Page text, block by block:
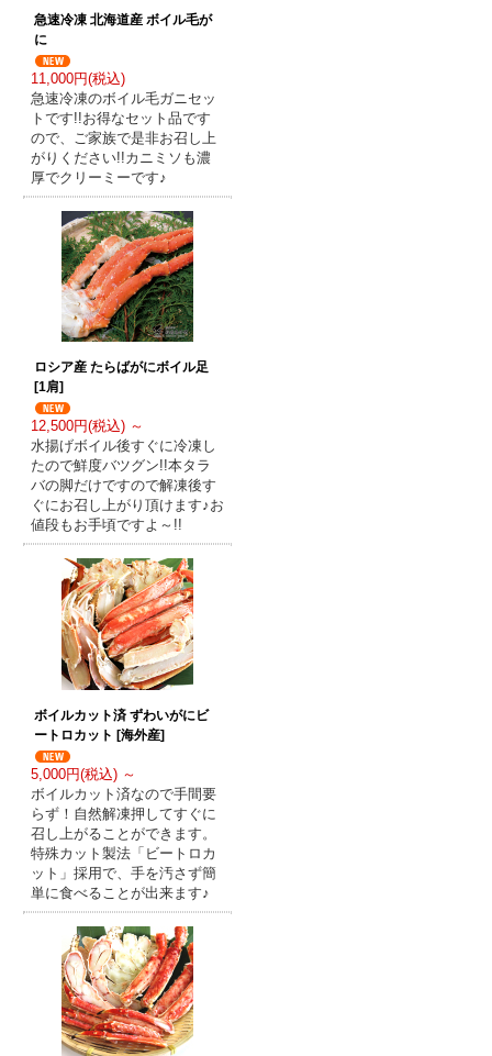
急速冷凍 北海道産 ボイル毛が
に
11,000円(税込)
急速冷凍のボイル毛ガニセッ
トです!!お得なセット品です
ので、ご家族で是非お召し上
がりください!!カニミソも濃
厚でクリーミーです♪
ロシア産 たらばがにボイル足
[1肩]
12,500円(税込) ～
水揚げボイル後すぐに冷凍し
たので鮮度バツグン!!本タラ
バの脚だけですので解凍後す
ぐにお召し上がり頂けます♪お
値段もお手頃ですよ～!!
ボイルカット済 ずわいがにビ
ートロカット [海外産]
5,000円(税込) ～
ボイルカット済なので手間要
らず！自然解凍押してすぐに
召し上がることができます。
特殊カット製法「ビートロカ
ット」採用で、手を汚さず簡
単に食べることが出来ます♪